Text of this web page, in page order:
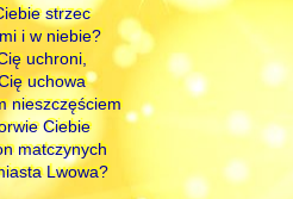
strzec
i w niebie?
uchroni,
uchowa
nieszczęściem
Ciebie
matczynych
Lwowa?